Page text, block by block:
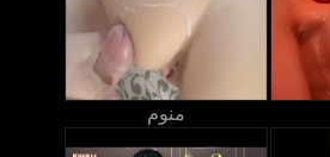
منوم